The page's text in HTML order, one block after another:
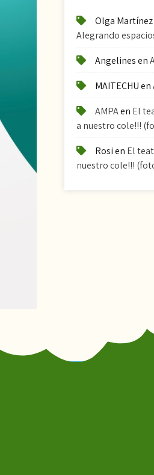
Olga
Alegrando
Angelinesen
MAITECHUen
AMPAen El
a nuestro cole!!!
Rosien El
nuestro cole!!!